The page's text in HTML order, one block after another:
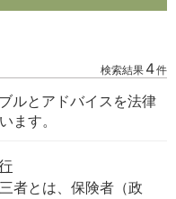
検索結果 4件
ルとアドバイスを法律
ます。
者とは、保険者（政